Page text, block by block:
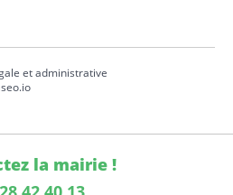
et administrative
la mairie !